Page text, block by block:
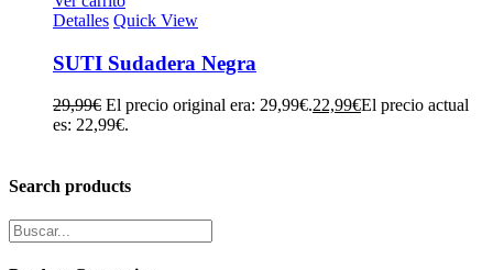
Detalles Quick View
SUTI Sudadera Negra
29,99€ El precio original era: 29,99€.22,99€El precio actual
es: 22,99€.
Search products